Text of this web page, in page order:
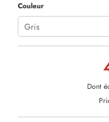
Couleur
Gris
Dont